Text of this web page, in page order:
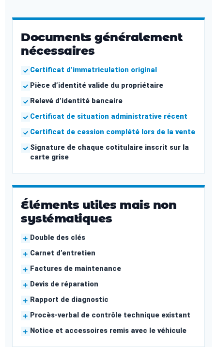
Documents généralement
nécessaires
Certificat d’immatriculation original
Pièce d’identité valide du propriétaire
Relevé d’identité bancaire
Certificat de situation administrative récent
Certificat de cession complété lors de la vente
Signature de chaque cotitulaire inscrit sur la
carte grise
Éléments utiles mais non
systématiques
Double des clés
Carnet d’entretien
Factures de maintenance
Devis de réparation
Rapport de diagnostic
Procès-verbal de contrôle technique existant
Notice et accessoires remis avec le véhicule